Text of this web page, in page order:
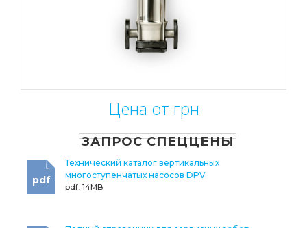
Цена от грн
ЗАПРОС СПЕЦЦЕНЫ
Технический каталог вертикальных
многоступенчатых насосов DPV
pdf, 14MB
pdf